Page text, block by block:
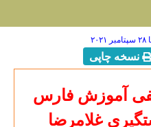
نسخه چاپی
آموزش فارس
غلامرضا